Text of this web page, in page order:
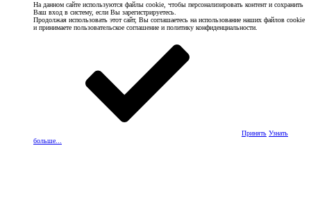
На данном сайте используются файлы cookie, чтобы персонализировать контент и сохранить
Ваш вход в систему, если Вы зарегистрируетесь.
Продолжая использовать этот сайт, Вы соглашаетесь на использование наших файлов cookie
и принимаете пользовательское соглашение и политику конфиденциальности.
Принять Узнать
больше...